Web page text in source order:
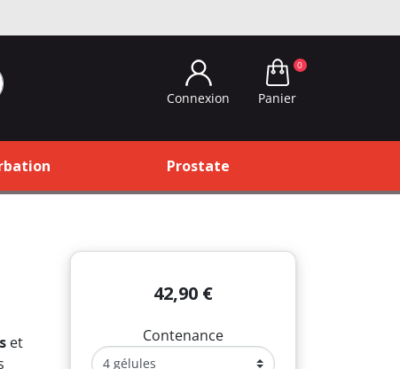
Connexion
0
Panier
Prostate
et
42,90 €
Contenance